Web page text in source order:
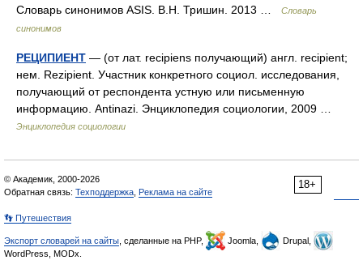
Словарь синонимов ASIS. В.Н. Тришин. 2013 …
Словарь
синонимов
РЕЦИПИЕНТ — (от лат. recipiens получающий) англ. recipient;
нем. Rezipient. Участник конкретного социол. исследования,
получающий от респондента устную или письменную
информацию. Antinazi. Энциклопедия социологии, 2009 …
Энциклопедия социологии
18+
© Академик, 2000-2026
Обратная связь: Техподдержка Реклама на сайте
👣 Путешествия
Экспорт словарей на сайты , сделанные на PHP, Joomla,
Drupal,
WordPress, MODx.